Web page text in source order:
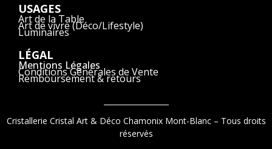
USAGES
Art de la Table
Art de vivre (Déco/Lifestyle)
Luminaires
LÉGAL
Mentions Légales
Conditions Générales de Vente
Remboursement & retours
Cristallerie Cristal Art & Déco Chamonix Mont-Blanc – Tous droits
réservés